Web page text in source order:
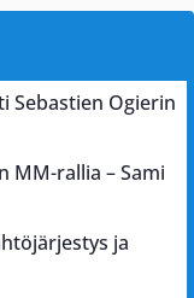
Sebastien Ogierin
MM-rallia – Sami
ja